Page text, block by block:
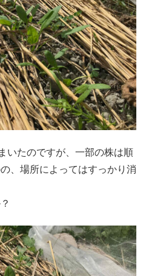
いたのですが、一部の株は順
、場所によってはすっかり消